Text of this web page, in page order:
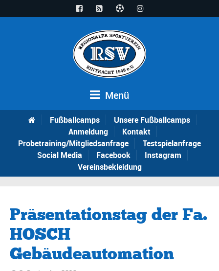
Menü
Fußballcamps
Unsere Fußballcamps
Anmeldung
Kontakt
Probetraining/Mitgliedsanfrage
Testspielanfrage
Social Media
Facebook
Instagram
Vereinsbekleidung
Präsentationstag der Fa.
HOSCH
Gebäudeautomation